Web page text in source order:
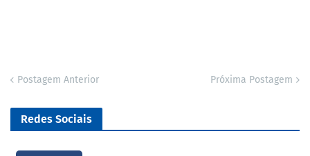
Postagem Anterior Próxima Postagem
Redes Sociais